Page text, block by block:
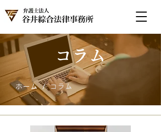
コラム
ホーム / コラム